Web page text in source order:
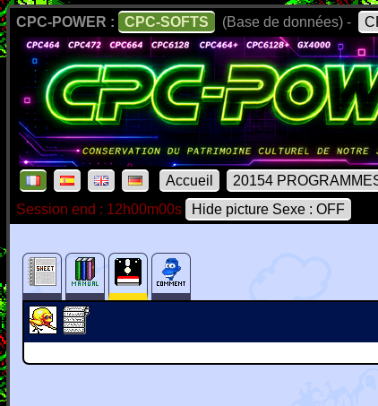
CPC-POWER : CPC-SOFTS (Base de données) -
Accueil 20154
Session end : 12h00m00s
Hide picture Sexe : OFF